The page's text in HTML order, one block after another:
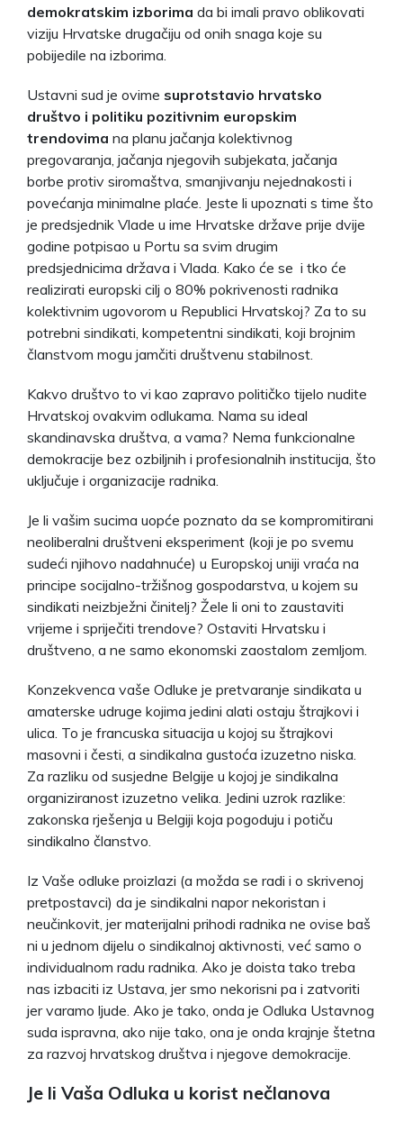
demokratskim izborima da bi imali pravo oblikovati
viziju Hrvatske drugačiju od onih snaga koje su
pobijedile na izborima.
Ustavni sud je ovime suprotstavio hrvatsko
društvo i politiku pozitivnim europskim
trendovima na planu jačanja kolektivnog
pregovaranja, jačanja njegovih subjekata, jačanja
borbe protiv siromaštva, smanjivanju nejednakosti i
povećanja minimalne plaće. Jeste li upoznati s time što
je predsjednik Vlade u ime Hrvatske države prije dvije
godine potpisao u Portu sa svim drugim
predsjednicima država i Vlada. Kako će se i tko će
realizirati europski cilj o 80% pokrivenosti radnika
kolektivnim ugovorom u Republici Hrvatskoj? Za to su
potrebni sindikati, kompetentni sindikati, koji brojnim
članstvom mogu jamčiti društvenu stabilnost.
Kakvo društvo to vi kao zapravo političko tijelo nudite
Hrvatskoj ovakvim odlukama. Nama su ideal
skandinavska društva, a vama? Nema funkcionalne
demokracije bez ozbiljnih i profesionalnih institucija, što
uključuje i organizacije radnika.
Je li vašim sucima uopće poznato da se kompromitirani
neoliberalni društveni eksperiment (koji je po svemu
sudeći njihovo nadahnuće) u Europskoj uniji vraća na
principe socijalno-tržišnog gospodarstva, u kojem su
sindikati neizbježni činitelj? Žele li oni to zaustaviti
vrijeme i spriječiti trendove? Ostaviti Hrvatsku i
društveno, a ne samo ekonomski zaostalom zemljom.
Konzekvenca vaše Odluke je pretvaranje sindikata u
amaterske udruge kojima jedini alati ostaju štrajkovi i
ulica. To je francuska situacija u kojoj su štrajkovi
masovni i česti, a sindikalna gustoća izuzetno niska.
Za razliku od susjedne Belgije u kojoj je sindikalna
organiziranost izuzetno velika. Jedini uzrok razlike:
zakonska rješenja u Belgiji koja pogoduju i potiču
sindikalno članstvo.
Iz Vaše odluke proizlazi (a možda se radi i o skrivenoj
pretpostavci) da je sindikalni napor nekoristan i
neučinkovit, jer materijalni prihodi radnika ne ovise baš
ni u jednom dijelu o sindikalnoj aktivnosti, već samo o
individualnom radu radnika. Ako je doista tako treba
nas izbaciti iz Ustava, jer smo nekorisni pa i zatvoriti
jer varamo ljude. Ako je tako, onda je Odluka Ustavnog
suda ispravna, ako nije tako, ona je onda krajnje štetna
za razvoj hrvatskog društva i njegove demokracije.
Je li Vaša Odluka u korist nečlanova